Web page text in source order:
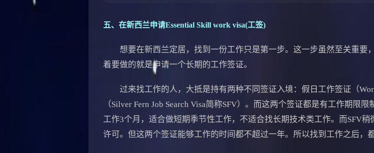
五、 在新西兰申请Essential Skill work visa(工签)
想要在新西兰定居，找到一份工作只是第一步。这一步虽然至关重要
着要做的就是申请一个长期的工作签证。
过来找工作的人，大抵是持有两种不同签证入境：假日工作签证（
（Silver Fern Job Search Visa简称SFV）。而这两个签证都是有工作期限
工作3个月，适合做短期季节性工作，不适合找长期技术类工作。而SFV
许可。但这两个签证能够工作的时间都不超过一年。所以找到工作之后，